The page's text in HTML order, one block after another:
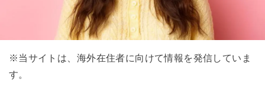
※当サイトは、海外在住者に向けて情報を発信していま
す。